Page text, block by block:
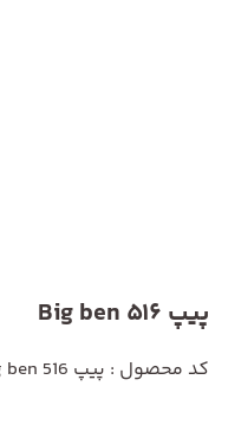
پیپ Big ben 516
کد محصول : پیپ Big ben 516